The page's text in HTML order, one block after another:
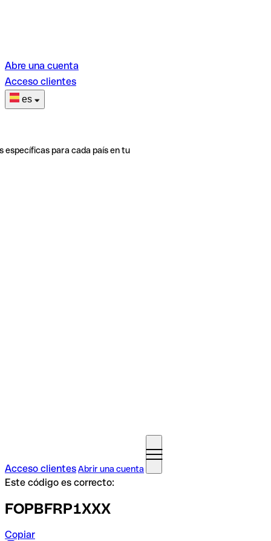
Abre una cuenta
Acceso clientes
es
específicas para cada país en tu
Acceso clientesAbrir una cuenta
Este código es correcto:
FOPBFRP1XXX
Copiar